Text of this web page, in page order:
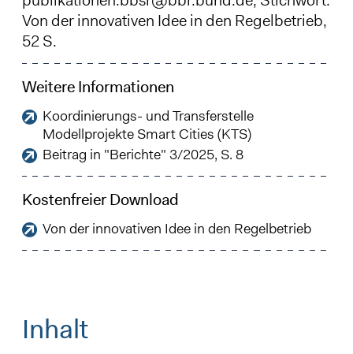
Von der innovativen Idee in den Regelbetrieb,
52 S.
Weitere Informationen
Koordinierungs- und Transferstelle
Modellprojekte Smart Cities (KTS)
Beitrag in "Berichte" 3/2025, S. 8
Kostenfreier Download
Von der innovativen Idee in den Regelbetrieb
Inhalt